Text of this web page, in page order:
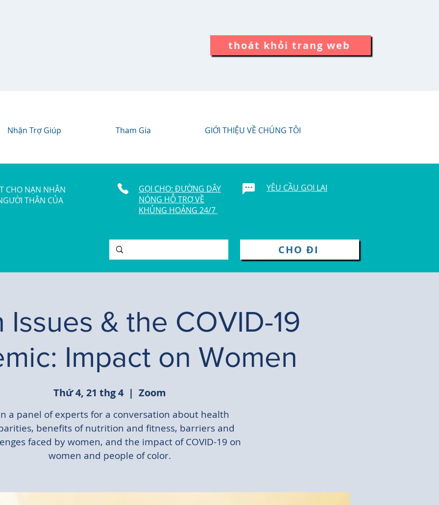
thoát khỏi trang web
Nhận Trợ Giúp Tham Gia GIỚI THIỆU VỀ CHÚNG TÔI
CHO NẠN NHÂN
THÂN CỦA
GỌI CHO: ĐƯỜNG DÂY
NÓNG HỖ TRỢ VỀ
KHỦNG HOẢNG 24/7
YÊU CẦU GỌI LẠI
CHO ĐI
Issues & the COVID-19
Impact on Women
Thứ 4, 21 thg 4
  |
Zoom
a panel of experts for a conversation about health
benefits of nutrition and fitness, barriers and
faced by women, and the impact of COVID-19 on
women and people of color.